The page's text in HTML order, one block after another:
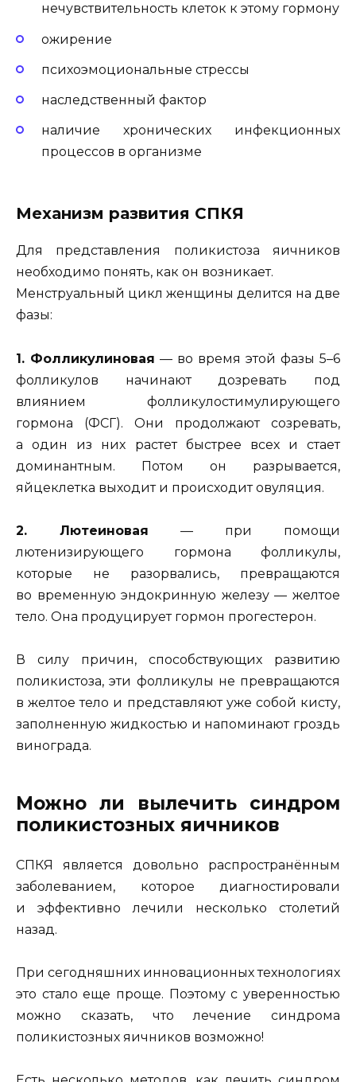
нечувствительность клеток к этому гормону
ожирение
психоэмоциональные стрессы
наследственный фактор
наличие хронических инфекционных
процессов в организме
Механизм развития СПКЯ
Для представления поликистоза яичников
необходимо понять, как он возникает.
Менструальный цикл женщины делится на две
фазы:
1. Фолликулиновая — во время этой фазы 5–6
фолликулов начинают дозревать под
влиянием фолликулостимулирующего
гормона (ФСГ). Они продолжают созревать,
а один из них растет быстрее всех и стает
доминантным. Потом он разрывается,
яйцеклетка выходит и происходит овуляция.
2. Лютеиновая — при помощи
лютенизирующего гормона фолликулы,
которые не разорвались, превращаются
во временную эндокринную железу — желтое
тело. Она продуцирует гормон прогестерон.
В силу причин, способствующих развитию
поликистоза, эти фолликулы не превращаются
в желтое тело и представляют уже собой кисту,
заполненную жидкостью и напоминают гроздь
винограда.
Можно ли вылечить синдром
поликистозных яичников
СПКЯ является довольно распространённым
заболеванием, которое диагностировали
и эффективно лечили несколько столетий
назад.
При сегодняшних инновационных технологиях
это стало еще проще. Поэтому с уверенностью
можно сказать, что лечение синдрома
поликистозных яичников возможно!